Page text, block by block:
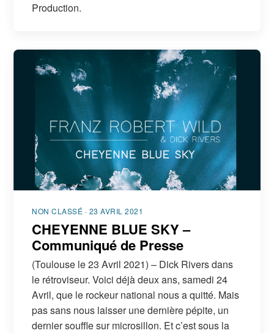
Production.
NON CLASSÉ · 23 AVRIL 2021
CHEYENNE BLUE SKY –
Communiqué de Presse
(Toulouse le 23 Avril 2021) – Dick Rivers dans
le rétroviseur. Voici déjà deux ans, samedi 24
Avril, que le rockeur national nous a quitté. Mais
pas sans nous laisser une dernière pépite, un
dernier souffle sur microsillon. Et c’est sous la